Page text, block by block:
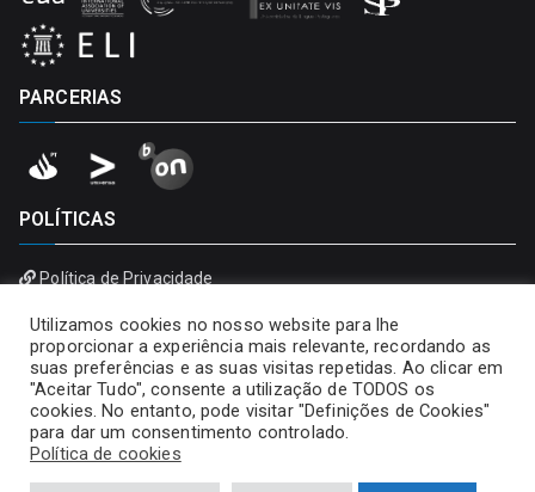
PARCERIAS
POLÍTICAS
Política de Privacidade
Utilizamos cookies no nosso website para lhe
proporcionar a experiência mais relevante, recordando as
suas preferências e as suas visitas repetidas. Ao clicar em
"Aceitar Tudo", consente a utilização de TODOS os
cookies. No entanto, pode visitar "Definições de Cookies"
para dar um consentimento controlado.
Política de cookies